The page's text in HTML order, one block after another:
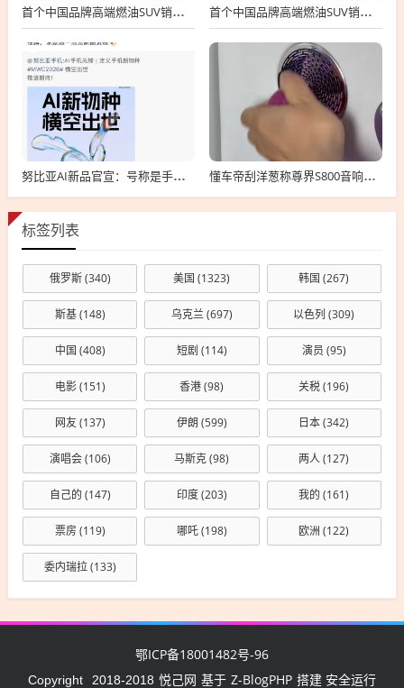
首个中国品牌高端燃油SUV销冠！吉利星越L总销量破100万台 首个中国品牌高端燃油SUV销冠！吉利星越L总销量破100万台
努比亚AI新品官宣：号称是手机新物种 MWC上见 懂车帝刮洋葱称尊界S800音响罩设计危险！车主纷纷肉身开测反驳
标签列表
俄罗斯(340) 美国 (1323) 韩国 (267)
斯基(148) 乌克兰(697) 以色列 (309)
中国 (408) 短剧 (114) 演员 (95)
电影(151) 香港(98) 关税(196)
网友(137) 伊朗 (599) 日本(342)
演唱会(106) 马斯克(98) 两人(127)
自己的 (147) 印度(203) 我的 (161)
票房 (119) 哪吒(198) 欧洲 (122)
委内瑞拉(133)
鄂ICP备18001482号-96
Copyright 2018-2018 悦己网 基于 Z-BlogPHP 搭建 安全运行